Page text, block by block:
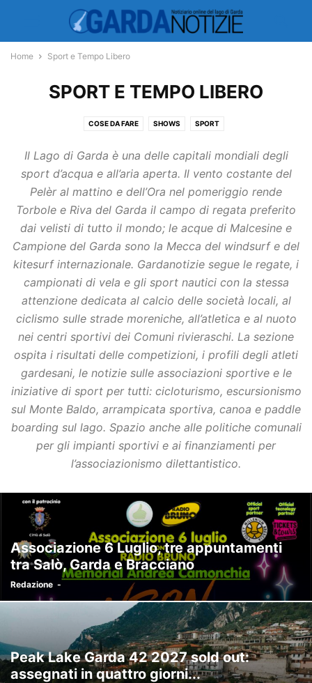
Home Sport e Tempo Libero
SPORT E TEMPO LIBERO
COSE DA FARE SHOWS SPORT
Il Lago di Garda è una delle capitali mondiali degli
sport d’acqua e all’aria aperta. Il vento costante del
Pelèr al mattino e dell’Ora nel pomeriggio rende
Torbole e Riva del Garda il campo di regata preferito
dai velisti di tutto il mondo; le acque di Malcesine e
Campione del Garda sono la Mecca del windsurf e del
kitesurf internazionale. Gardanotizie segue le regate, i
campionati di vela e gli sport nautici con la stessa
attenzione dedicata al calcio delle società locali, al
ciclismo sulle strade moreniche, all’atletica e al nuoto
nei centri sportivi dei Comuni rivieraschi. La sezione
ospita i risultati delle competizioni, i profili degli atleti
gardesani, le notizie sulle associazioni sportive e le
iniziative di sport per tutti: cicloturismo, escursionismo
sul Monte Baldo, arrampicata sportiva, canoa e paddle
boarding sul lago. Spazio anche alle politiche comunali
per gli impianti sportivi e ai finanziamenti per
l’associazionismo dilettantistico.
Associazione 6 Luglio, tre appuntamenti
tra Salò, Garda e Bracciano
Redazione -
Peak Lake Garda 42 2027 sold out:
assegnati in quattro giorni...